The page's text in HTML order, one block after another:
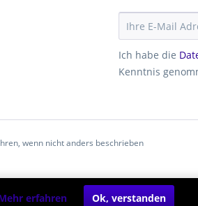
Ich habe die
Kenntnis
wenn nicht anders beschrieben
erfahren Ok, verstanden